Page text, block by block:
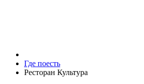
Где поесть
Ресторан Культура